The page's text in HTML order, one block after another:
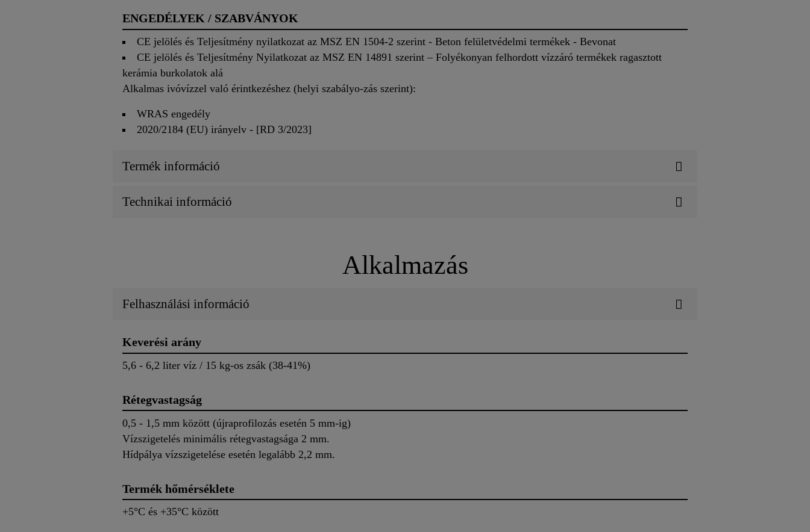
ENGEDÉLYEK / SZABVÁNYOK
CE jelölés és Teljesítmény nyilatkozat az MSZ EN 1504-2 szerint - Beton felületvédelmi termékek - Bevonat
CE jelölés és Teljesítmény Nyilatkozat az MSZ EN 14891 szerint – Folyékonyan felhordott vízzáró termékek ragasztott
kerámia burkolatok alá
Alkalmas ivóvízzel való érintkezéshez (helyi szabályo-zás szerint):
WRAS engedély
2020/2184 (EU) irányelv - [RD 3/2023]
Termék információ
Technikai információ
Alkalmazás
Felhasználási információ
Keverési arány
5,6 - 6,2 liter víz / 15 kg-os zsák (38-41%)
Rétegvastagság
0,5 - 1,5 mm között (újraprofilozás esetén 5 mm-ig)
Vízszigetelés minimális rétegvastagsága 2 mm.
Hídpálya vízszigetelése esetén legalább 2,2 mm.
Termék hőmérséklete
+5°C és +35°C között